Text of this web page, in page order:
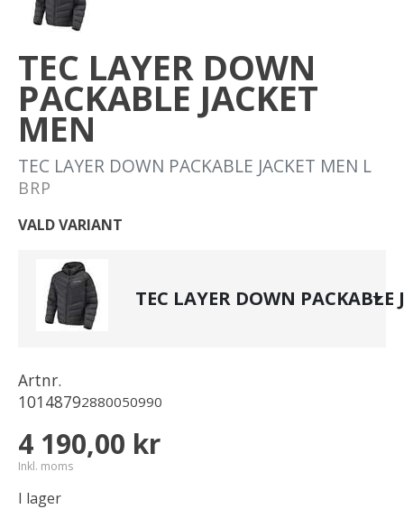
TEC LAYER DOWN
PACKABLE JACKET
MEN
TEC LAYER DOWN PACKABLE JACKET MEN L
BRP
VALD VARIANT
TEC LAYER DOWN PACKABLE
Artnr.
10148792880050990
4 190,00 kr
Inkl. moms
I lager